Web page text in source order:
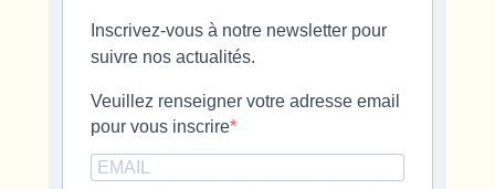
Inscrivez-vous à notre newsletter pour
suivre nos actualités.
Veuillez renseigner votre adresse email
pour vous inscrire